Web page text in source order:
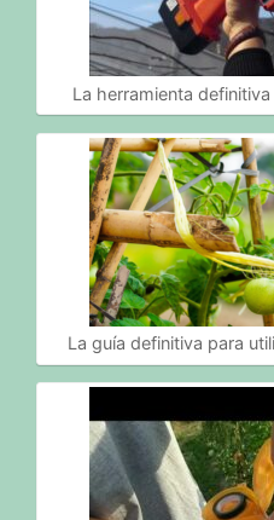
La herramienta
La guía definitiva para